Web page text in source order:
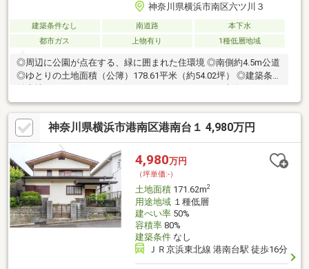
神奈川県横浜市南区六ツ川３
建築条件なし 南道路
本下水
都市ガス
上物有り 1種低層地域
◎周辺に公園が点在する、緑に囲まれた住環境 ◎南側約4.5m公道
◎ゆとりの土地面積（公簿）178.61平米（約54.02坪） ◎建築条件
付土地ではありません、お好きなハウスメーカーで建築できま
す！■擁壁あり。建築（または再建築）の際、擁壁の新設・補強
工事等が必要になる場合があります。■ Life Information ■・そ
うてつローゼン六ッ川店・・・約680m ・サミットストア権太坂
スクエア店・・・約950m ・ローソン横浜永田台店・・・約490m
・クリエイトS・D保土ヶ谷権太坂店・・・約570m ・横浜六ッ川
郵便局・・・約840m
神奈川県横浜市港南区港南台１ 4,980万円
4,980万円
（坪単価:-）
土地面積171.62m2
用途地域１種低層
建ぺい率50%
容積率80%
建築条件なし
ＪＲ京浜東北線 港南台駅 徒歩16分